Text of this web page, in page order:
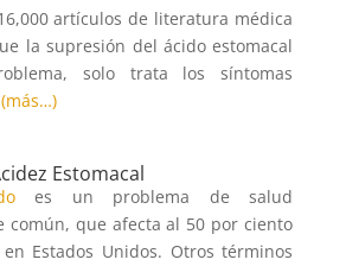
artículos de literatura médica
la supresión del ácido estomacal
solo trata los síntomas
(más…)
Estomacal
es un problema de salud
común, que afecta al 50 por ciento
Estados Unidos. Otros términos